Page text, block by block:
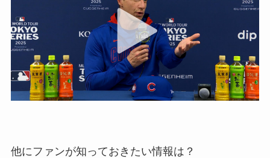
他にファンが知っておきたい情報は？